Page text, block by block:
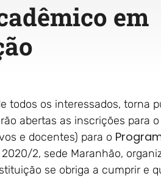
em
todos os interessados, torna
abertas as inscrições para
e docentes) para o
2, sede Maranhão,
se obriga a cumprir e